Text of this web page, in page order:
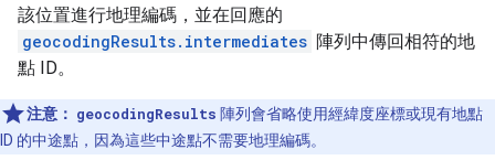
該位置進行地理編碼，並在回應的
geocodingResults.intermediates 陣列中傳回相符的地
點 ID。
注意： geocodingResults 陣列會省略使用經緯度座標或現有地點
ID 的中途點，因為這些中途點不需要地理編碼。